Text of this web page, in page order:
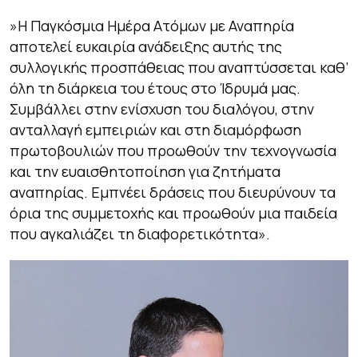
»Η Παγκόσμια Ημέρα Ατόμων με Αναπηρία
αποτελεί ευκαιρία ανάδειξης αυτής της
συλλογικής προσπάθειας που αναπτύσσεται καθ’
όλη τη διάρκεια του έτους στο Ίδρυμά μας.
Συμβάλλει στην ενίσχυση του διαλόγου, στην
ανταλλαγή εμπειριών και στη διαμόρφωση
πρωτοβουλιών που προωθούν την τεχνογνωσία
και την ευαισθητοποίηση για ζητήματα
αναπηρίας. Εμπνέει δράσεις που διευρύνουν τα
όρια της συμμετοχής και προωθούν μια παιδεία
που αγκαλιάζει τη διαφορετικότητα».